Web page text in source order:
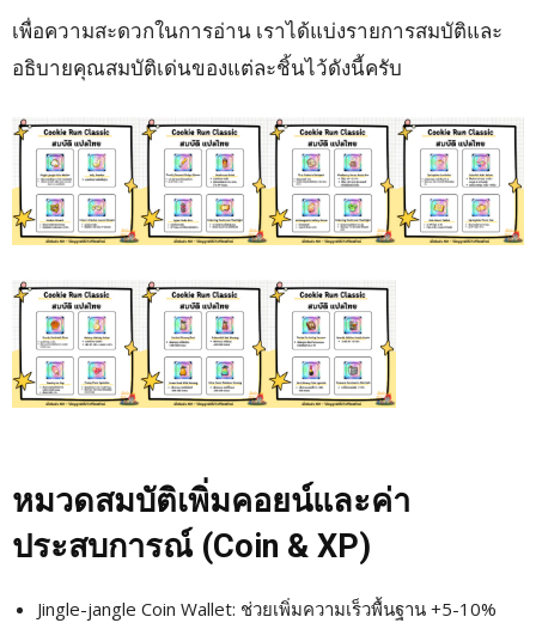
เพื่อความสะดวกในการอ่าน เราได้แบ่งรายการสมบัติและ
อธิบายคุณสมบัติเด่นของแต่ละชิ้นไว้ดังนี้ครับ
หมวดสมบัติเพิ่มคอยน์และค่า
ประสบการณ์ (Coin & XP)
Jingle-jangle Coin Wallet: ช่วยเพิ่มความเร็วพื้นฐาน +5-10%